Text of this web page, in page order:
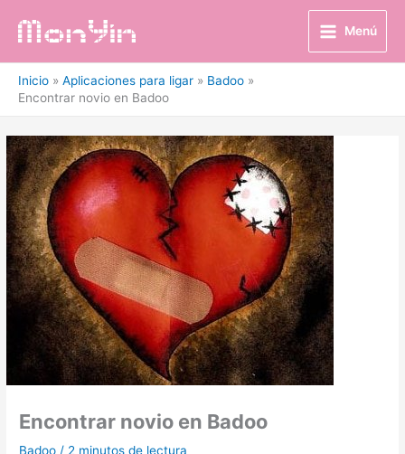
Menú
Inicio Aplicaciones para ligar
Badoo
Encontrar novio en Badoo
Encontrar novio en Badoo
Badoo / 2 minutos de lectura